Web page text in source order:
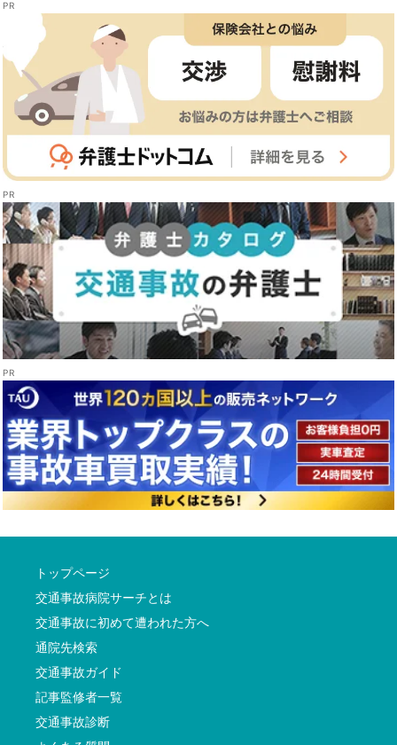
トップページ
交通事故病院サーチとは
交通事故に初めて遭われた方へ
通院先検索
交通事故ガイド
記事監修者一覧
交通事故診断